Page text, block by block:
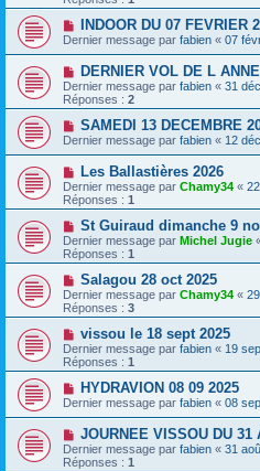
INDOOR DU 07 FEVRIER
Dernier message par fabien « 07
DERNIER VOL DE L
Dernier message par fabien « 31
Réponses : 2
SAMEDI 13 DECEMBRE
Dernier message par fabien « 12
Les Ballastières 2026
Dernier message par Chamy34 «
Réponses : 1
St Guiraud dimanche 9
Dernier message par Michel Jugie
Réponses : 1
Salagou 28 oct 2025
Dernier message par Chamy34 «
Réponses : 3
vissou le 18 sept 2025
Dernier message par fabien « 19
Réponses : 1
HYDRAVION 08 09 2025
Dernier message par fabien « 08
JOURNEE VISSOU DU 31
Dernier message par fabien « 31
Réponses : 1